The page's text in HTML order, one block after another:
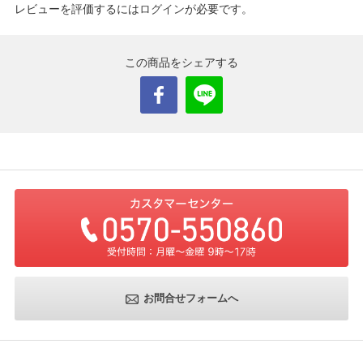
レビューを評価するにはログインが必要です。
この商品をシェアする
お問合せフォームへ